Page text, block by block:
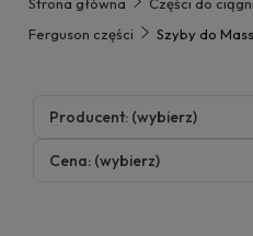
Ferguson części
Szyby do
Producent: (wybierz)
Cena: (wybierz)